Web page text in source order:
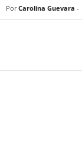
Por Carolina Guevara -